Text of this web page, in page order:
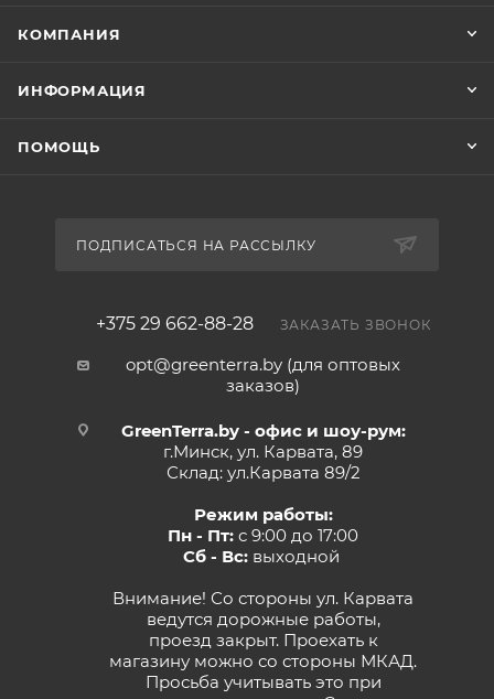
КОМПАНИЯ
ИНФОРМАЦИЯ
ПОМОЩЬ
ПОДПИСАТЬСЯ НА РАССЫЛКУ
+375 29 662-88-28 ЗАКАЗАТЬ ЗВОНОК
opt@greenterra.by (для оптовых
заказов)
GreenTerra.by - офис и шоу-рум:
г.Минск, ул. Карвата, 89
Склад: ул.Карвата 89/2
Режим работы:
Пн - Пт: с 9:00 до 17:00
Сб - Вс:выходной
Внимание! Со стороны ул. Карвата
ведутся дорожные работы,
проезд закрыт. Проехать к
магазину можно со стороны МКАД.
Просьба учитывать это при